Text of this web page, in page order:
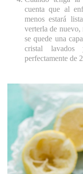
cuenta que al
menos estará
verterla de nuevo,
se quede una
cristal lavados
perfectamente de